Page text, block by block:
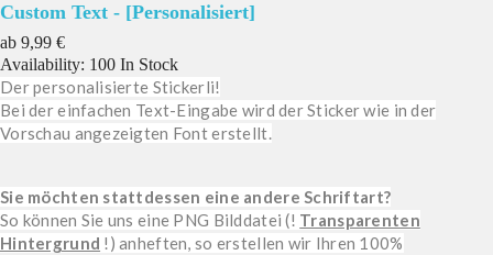
Custom Text - [Personalisiert]
ab Preis
9,99 €
Availability: 100 In Stock
Der personalisierte Stickerli!
Bei der einfachen Text-Eingabe wird der Sticker wie in der
Vorschau angezeigten Font erstellt.
Sie möchten stattdessen eine andere Schriftart?
So können Sie uns eine PNG Bilddatei (! Transparenten
Hintergrund !) anheften, so erstellen wir Ihren 100%